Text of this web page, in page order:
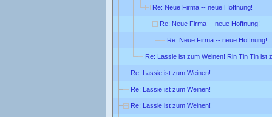
Re: Neue Firma -- neue Hoffnung!
Re: Neue Firma -- neue Hoffnung!
Re: Neue Firma -- neue Hoffnung!
Re: Lassie ist zum Weinen! Rin Tin Tin ist
Re: Lassie ist zum Weinen!
Re: Lassie ist zum Weinen!
Re: Lassie ist zum Weinen!